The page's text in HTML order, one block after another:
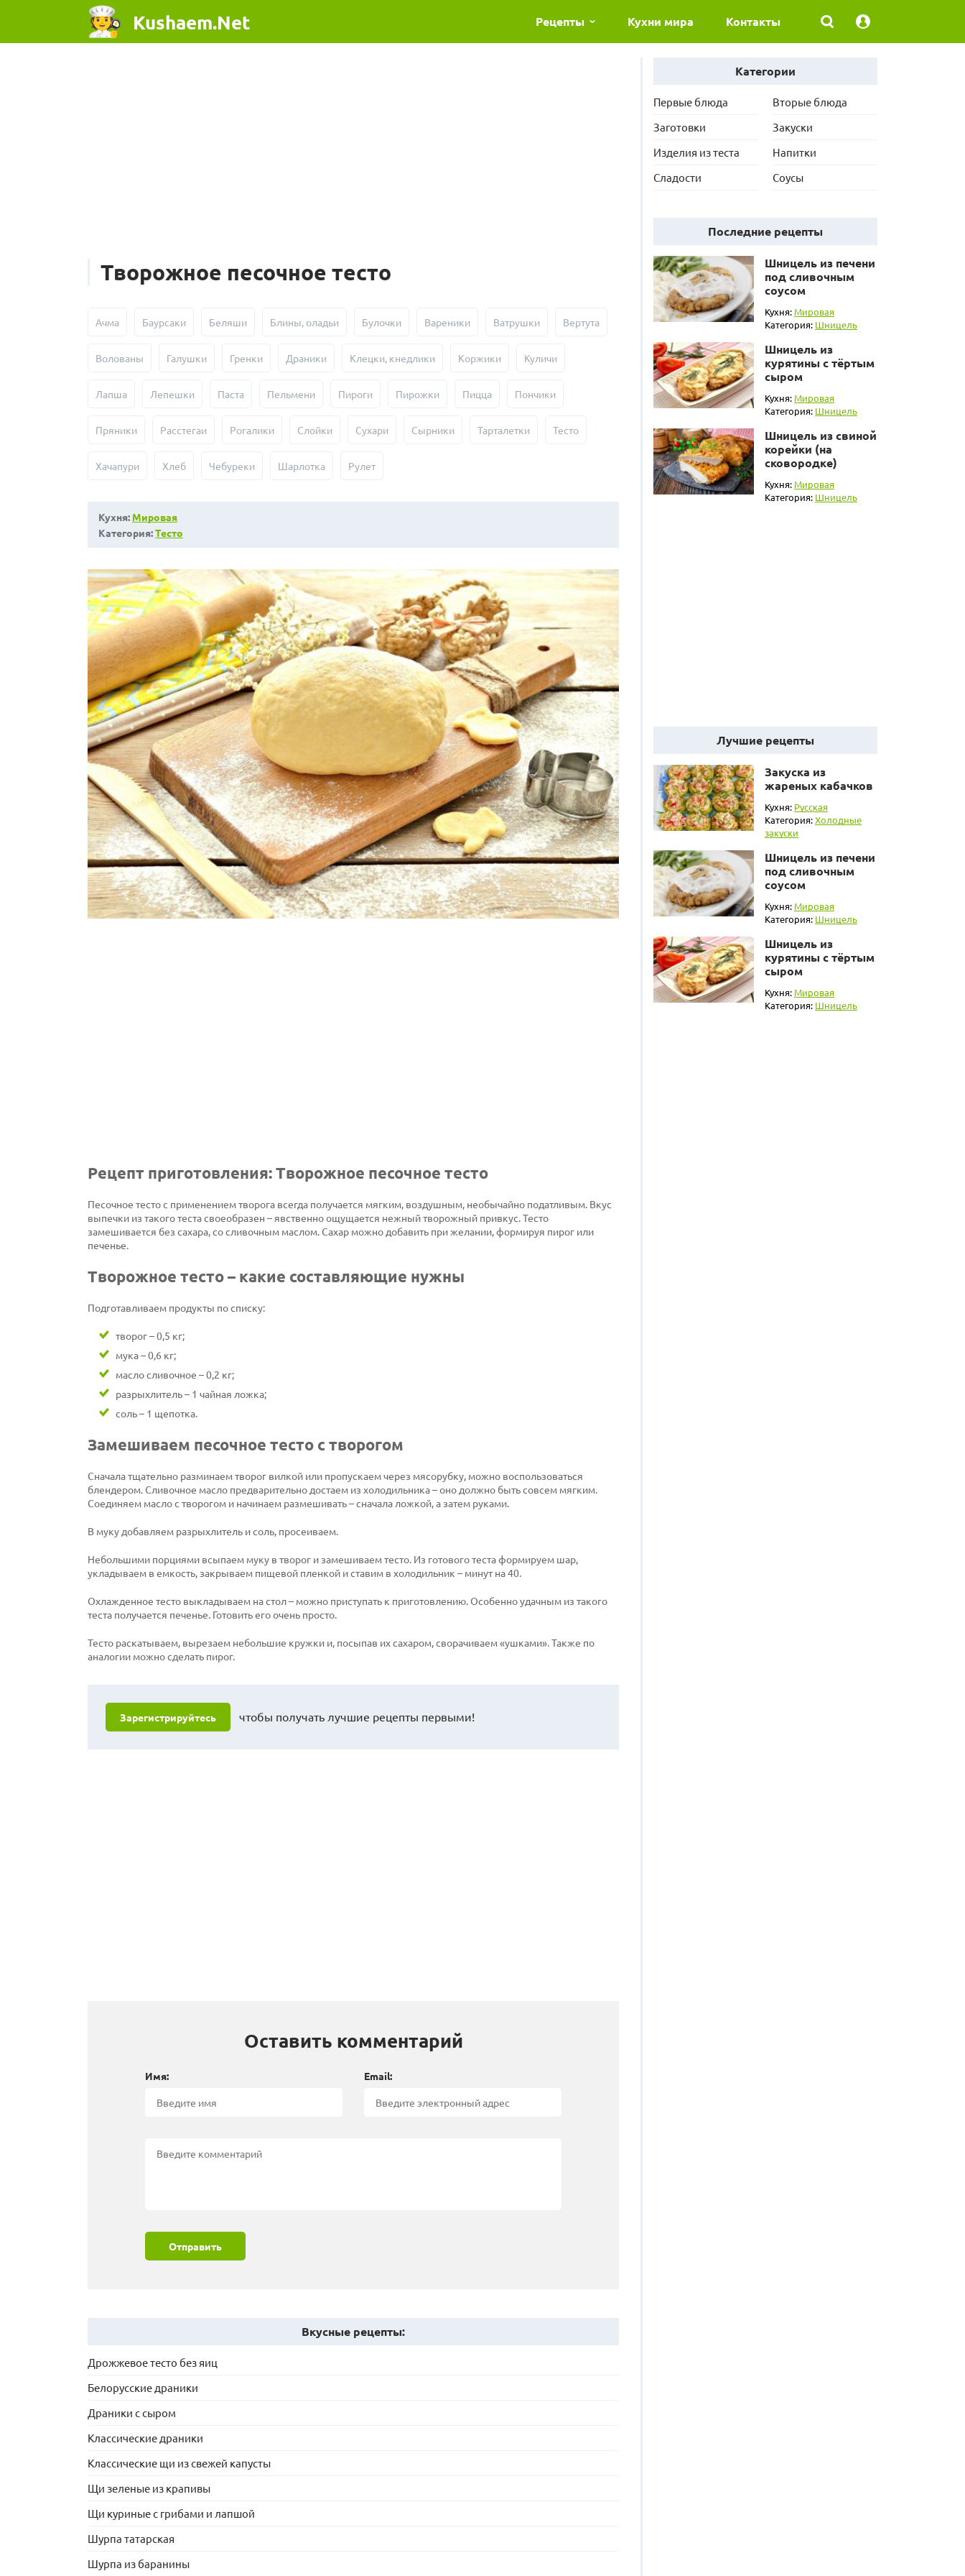
Kushaem.Net Рецепты Кухни мира Контакты
Творожное песочное тесто
Ачма Баурсаки Беляши Блины, оладьи Булочки Вареники Ватрушки Вертута
Волованы Галушки Гренки Драники Клецки, кнедлики Коржики Куличи
Лапша Лепешки Паста Пельмени Пироги Пирожки Пицца Пончики
Пряники Расстегаи Рогалики Слойки Сухари Сырники Тарталетки Тесто
Хачапури Хлеб Чебуреки Шарлотка Рулет
Кухня: Мировая
Категория:Тесто
Рецепт приготовления: Творожное песочное тесто
Песочное тесто с применением творога всегда получается мягким, воздушным, необычайно податливым. Вкус
выпечки из такого теста своеобразен – явственно ощущается нежный творожный привкус. Тесто
замешивается без сахара, со сливочным маслом. Сахар можно добавить при желании, формируя пирог или
печенье.
Творожное тесто – какие составляющие нужны
Подготавливаем продукты по списку:
творог – 0,5 кг;
мука – 0,6 кг;
масло сливочное – 0,2 кг;
разрыхлитель – 1 чайная ложка;
соль – 1 щепотка.
Замешиваем песочное тесто с творогом
Сначала тщательно разминаем творог вилкой или пропускаем через мясорубку, можно воспользоваться
блендером. Сливочное масло предварительно достаем из холодильника – оно должно быть совсем мягким.
Соединяем масло с творогом и начинаем размешивать – сначала ложкой, а затем руками.
В муку добавляем разрыхлитель и соль, просеиваем.
Небольшими порциями всыпаем муку в творог и замешиваем тесто. Из готового теста формируем шар,
укладываем в емкость, закрываем пищевой пленкой и ставим в холодильник – минут на 40.
Охлажденное тесто выкладываем на стол – можно приступать к приготовлению. Особенно удачным из такого
теста получается печенье. Готовить его очень просто.
Тесто раскатываем, вырезаем небольшие кружки и, посыпав их сахаром, сворачиваем «ушками». Также по
аналогии можно сделать пирог.
Зарегистрируйтесь чтобы получать лучшие рецепты первыми!
Оставить комментарий
Имя: Email:
Отправить
Вкусные рецепты:
Дрожжевое тесто без яиц
Белорусские драники
Драники с сыром
Классические драники
Классические щи из свежей капусты
Щи зеленые из крапивы
Щи куриные с грибами и лапшой
Шурпа татарская
Шурпа из баранины
Категории
Первые блюда
Вторые блюда
Заготовки
Закуски
Изделия из теста
Напитки
Сладости
Соусы
Последние рецепты
Шницель из печени
под сливочным
соусом
Кухня: Мировая
Категория: Шницель
Шницель из
курятины с тёртым
сыром
Кухня: Мировая
Категория: Шницель
Шницель из свиной
корейки (на
сковородке)
Кухня: Мировая
Категория: Шницель
Лучшие рецепты
Закуска из
жареных кабачков
Кухня: Русская
Категория:Холодные
закуски
Шницель из печени
под сливочным
соусом
Кухня: Мировая
Категория: Шницель
Шницель из
курятины с тёртым
сыром
Кухня: Мировая
Категория: Шницель